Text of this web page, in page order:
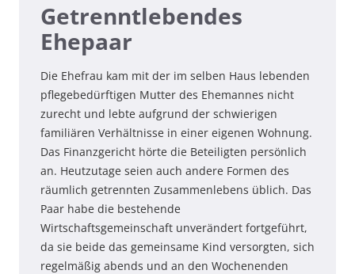
Getrenntlebendes
Ehepaar
Die Ehefrau kam mit der im selben Haus lebenden
pflegebedürftigen Mutter des Ehemannes nicht
zurecht und lebte aufgrund der schwierigen
familiären Verhältnisse in einer eigenen Wohnung.
Das Finanzgericht hörte die Beteiligten persönlich
an. Heutzutage seien auch andere Formen des
räumlich getrennten Zusammenlebens üblich. Das
Paar habe die bestehende
Wirtschaftsgemeinschaft unverändert fortgeführt,
da sie beide das gemeinsame Kind versorgten, sich
regelmäßig abends und an den Wochenenden